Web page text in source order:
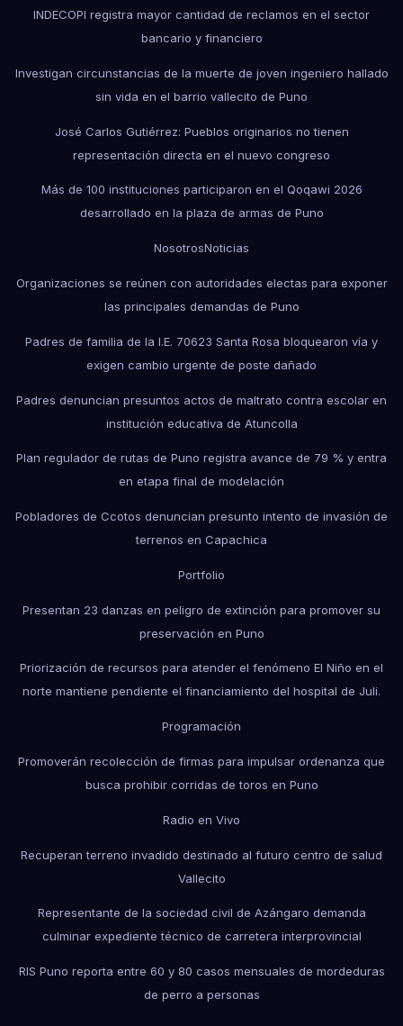
INDECOPI registra mayor cantidad de reclamos en el sector
bancario y financiero
Investigan circunstancias de la muerte de joven ingeniero hallado
sin vida en el barrio vallecito de Puno
José Carlos Gutiérrez: Pueblos originarios no tienen
representación directa en el nuevo congreso
Más de 100 instituciones participaron en el Qoqawi 2026
desarrollado en la plaza de armas de Puno
NosotrosNoticias
Organizaciones se reúnen con autoridades electas para exponer
las principales demandas de Puno
Padres de familia de la I.E. 70623 Santa Rosa bloquearon vía y
exigen cambio urgente de poste dañado
Padres denuncian presuntos actos de maltrato contra escolar en
institución educativa de Atuncolla
Plan regulador de rutas de Puno registra avance de 79 % y entra
en etapa final de modelación
Pobladores de Ccotos denuncian presunto intento de invasión de
terrenos en Capachica
Portfolio
Presentan 23 danzas en peligro de extinción para promover su
preservación en Puno
Priorización de recursos para atender el fenómeno El Niño en el
norte mantiene pendiente el financiamiento del hospital de Juli.
Programación
Promoverán recolección de firmas para impulsar ordenanza que
busca prohibir corridas de toros en Puno
Radio en Vivo
Recuperan terreno invadido destinado al futuro centro de salud
Vallecito
Representante de la sociedad civil de Azángaro demanda
culminar expediente técnico de carretera interprovincial
RIS Puno reporta entre 60 y 80 casos mensuales de mordeduras
de perro a personas